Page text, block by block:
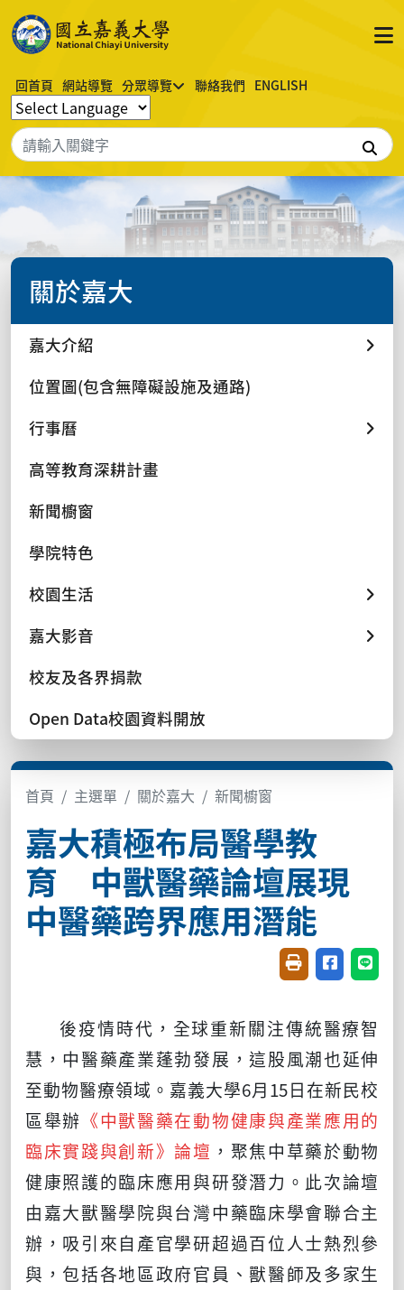
回首頁 網站導覽 分眾導覽 聯絡我們 ENGLISH
搜尋
關於嘉大
嘉大介紹
位置圖(包含無障礙設施及通路)
行事曆
高等教育深耕計畫
新聞櫥窗
學院特色
校園生活
嘉大影音
校友及各界捐款
Open Data校園資料開放
首頁 主選單 關於嘉大 新聞櫥窗
嘉大積極布局醫學教
育 中獸醫藥論壇展現
中醫藥跨界應用潛能
友善列印(開新視
分享至臉書
分享
後疫情時代，全球重新關注傳統醫療智
慧，中醫藥產業蓬勃發展，這股風潮也延伸
至動物醫療領域。嘉義大學6月15日在新民校
區舉辦 《中獸醫藥在動物健康與產業應用的
臨床實踐與創新》論壇 ，聚焦中草藥於動物
健康照護的臨床應用與研發潛力。此次論壇
由嘉大獸醫學院與台灣中藥臨床學會聯合主
辦，吸引來自產官學研超過百位人士熱烈參
與，包括各地區政府官員、獸醫師及多家生